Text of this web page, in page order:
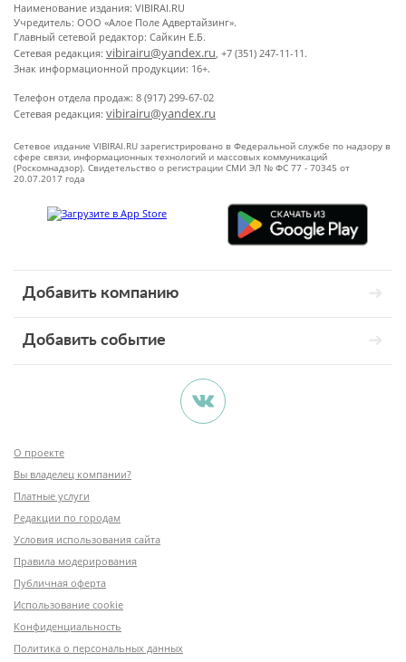
Наименование издания: VIBIRAI.RU
Учредитель: ООО «Алое Поле Адвертайзинг».
Главный сетевой редактор: Сайкин Е.Б.
Сетевая редакция: vibirairu@yandex.ru, +7 (351) 247-11-11.
Знак информационной продукции: 16+.
Телефон отдела продаж: 8 (917) 299-67-02
Сетевая редакция: vibirairu@yandex.ru
Сетевое издание VIBIRAI.RU зарегистрировано в Федеральной службе по надзору в
сфере связи, информационных технологий и массовых коммуникаций
(Роскомнадзор). Свидетельство о регистрации СМИ ЭЛ № ФС 77 - 70345 от
20.07.2017 года
Добавить компанию
Добавить событие
О проекте
Вы владелец компании?
Платные услуги
Редакции по городам
Условия использования сайта
Правила модерирования
Публичная оферта
Использование cookie
Конфиденциальность
Политика о персональных данных